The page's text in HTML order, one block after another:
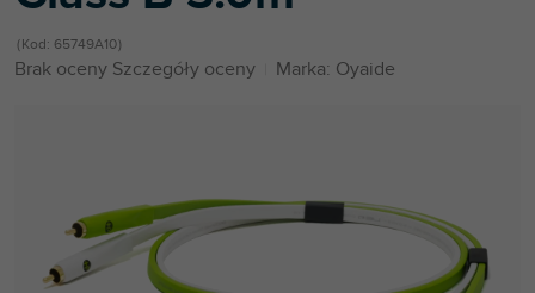
Kod: 65749A10
Średnia
gwiazdek.
Brak oceny Szczegóły oceny Marka: Oyaide